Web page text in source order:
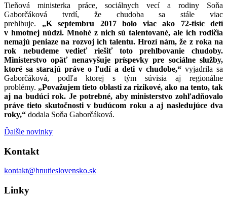
Tieňová ministerka práce, sociálnych vecí a rodiny Soňa
Gaborčáková tvrdí, že chudoba sa stále viac
prehlbuje. „K septembru 2017 bolo viac ako 72-tisíc detí
v hmotnej núdzi. Mnohé z nich sú talentované, ale ich rodičia
nemajú peniaze na rozvoj ich talentu. Hrozí nám, že z roka na
rok nebudeme vedieť riešiť toto prehlbovanie chudoby.
Ministerstvo opäť nenavyšuje príspevky pre sociálne služby,
ktoré sa starajú práve o ľudí a deti v chudobe,“vyjadrila sa
Gaborčáková, podľa ktorej s tým súvisia aj regionálne
problémy. „Považujem tieto oblasti za rizikové, ako na tento, tak
aj na budúci rok. Je potrebné, aby ministerstvo zohľadňovalo
práve tieto skutočnosti v budúcom roku a aj nasledujúce dva
roky,“ dodala Soňa Gaborčáková.
Ďalšie novinky
Kontakt
kontakt@hnutieslovensko.sk
Linky